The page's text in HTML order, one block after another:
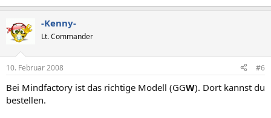
-Kenny-
Lt. Commander
10. Februar 2008 #6
Bei Mindfactory ist das richtige Modell (GGW). Dort kannst du
bestellen.